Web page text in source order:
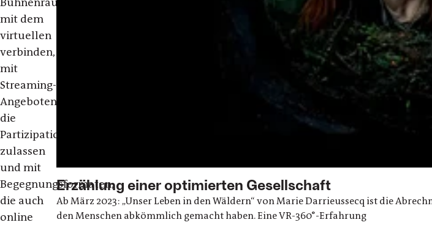
mit dem
virtuellen
verbinden,
mit
Streaming-
Angeboten,
die
Partizipation
zulassen
und mit
Begegnungsformaten,
die auch
online
Erzählung einer optimierten Gesellschaft
Ab März 2023: „Unser Leben in den Wäldern“ von Marie Darrieussecq ist die
den Menschen abkömmlich gemacht haben. Eine VR-360°-Erfahrung